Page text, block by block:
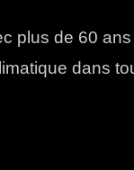
plus de 60
dans